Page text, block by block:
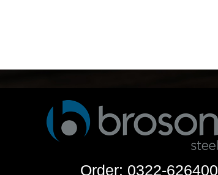
Order: 0322-626400